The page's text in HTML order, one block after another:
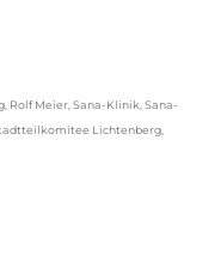
Rolf Meier ,Sana-Klinik ,Sana-
Lichtenberg